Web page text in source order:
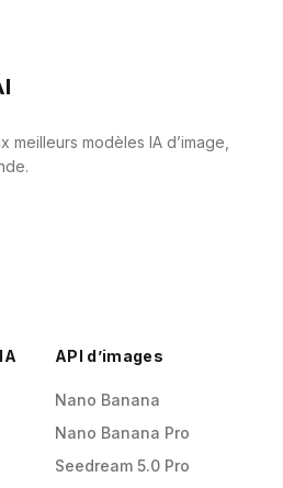
meilleurs modèles IA d’image,
API d’images
Nano Banana
Nano Banana Pro
Seedream 5.0 Pro